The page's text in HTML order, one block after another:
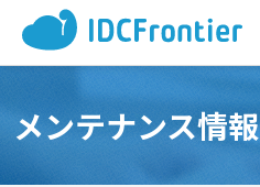
メンテナンス情報